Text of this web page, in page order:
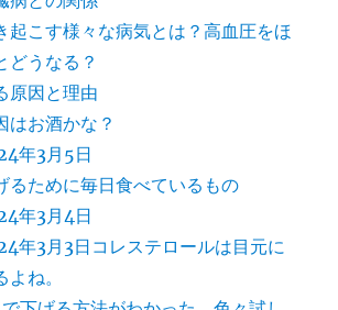
起こす様々な病気とは？高血圧をほ
どうなる？
原因と理由
はお酒かな？
年3月5日
るために毎日食べているもの
年3月4日
年3月3日コレステロールは目元に
ね。